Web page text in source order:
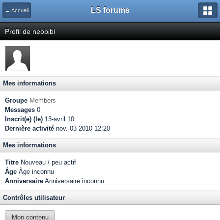
← Accueil LS forums
Profil de neobibi
Mes informations
Groupe Members
Messages 0
Inscrit(e) (le) 13-avril 10
Dernière activité nov. 03 2010 12:20
Mes informations
Titre Nouveau / peu actif
Âge Âge inconnu
Anniversaire Anniversaire inconnu
Contrôles utilisateur
Mon contenu